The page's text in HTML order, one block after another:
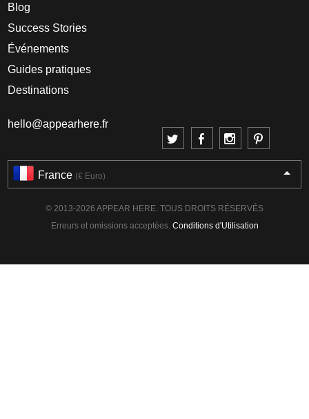
Blog
Success Stories
Événements
Guides pratiques
Destinations
hello@appearhere.fr
France (€ Euro)
© 2013-2026 APPEAR HERE. TOUS DROITS RÉSERVÉS
Erreurs et omissions acceptées. Conditions d'Utilisation